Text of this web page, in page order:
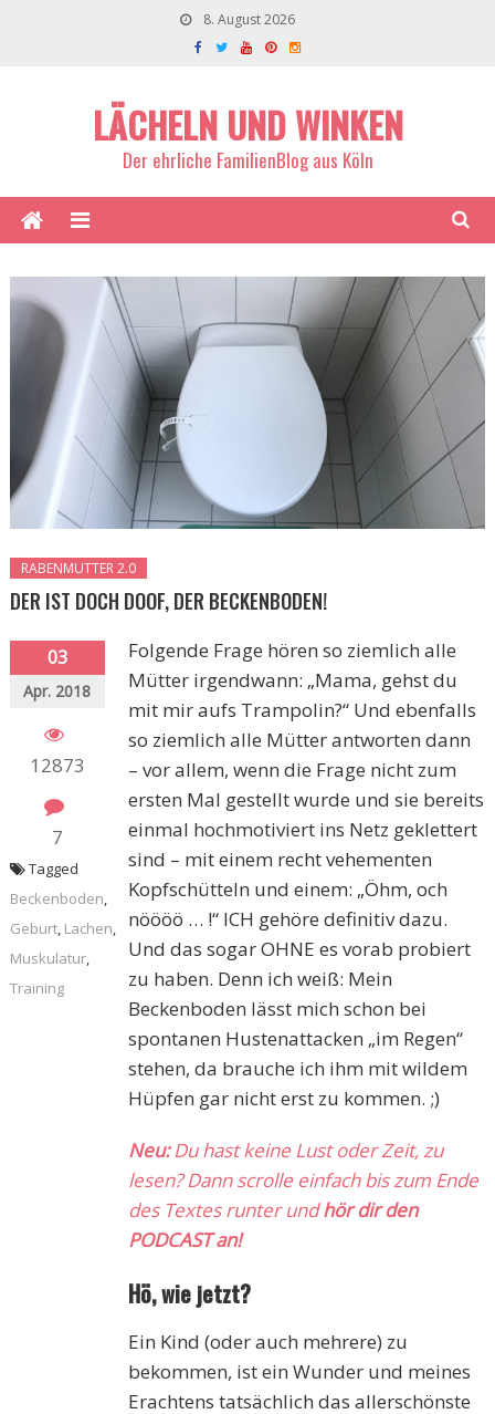
8. August 2026
LÄCHELN UND WINKEN
Der ehrliche FamilienBlog aus Köln
RABENMUTTER 2.0
DER IST DOCH DOOF, DER BECKENBODEN!
03
Apr. 2018
12873
7
Folgende Frage hören so ziemlich alle
Mütter irgendwann: „Mama, gehst du
mit mir aufs Trampolin?“ Und ebenfalls
so ziemlich alle Mütter antworten dann
– vor allem, wenn die Frage nicht zum
ersten Mal gestellt wurde und sie bereits
einmal hochmotiviert ins Netz geklettert
sind – mit einem recht vehementen
Kopfschütteln und einem: „Öhm, och
nöööö … !“ ICH gehöre definitiv dazu.
Und das sogar OHNE es vorab probiert
zu haben. Denn ich weiß: Mein
Beckenboden lässt mich schon bei
spontanen Hustenattacken „im Regen“
stehen, da brauche ich ihm mit wildem
Hüpfen gar nicht erst zu kommen. ;)
Neu:Du hast keine Lust oder Zeit, zu
lesen? Dann scrolle einfach bis zum Ende
des Textes runter undhör dir den
PODCAST an!
Hö, wie jetzt?
Ein Kind (oder auch mehrere) zu
bekommen, ist ein Wunder und meines
Erachtens tatsächlich das allerschönste
Tagged
Beckenboden,
Geburt, Lachen,
Muskulatur,
Training